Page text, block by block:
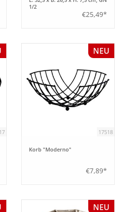
1/2
€25,49*
NEU
17518
Korb "Moderno"
€7,89*
NEU